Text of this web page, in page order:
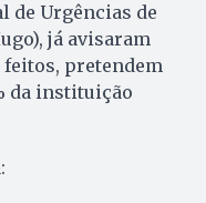
de Urgências de
já avisaram
feitos, pretendem
da instituição